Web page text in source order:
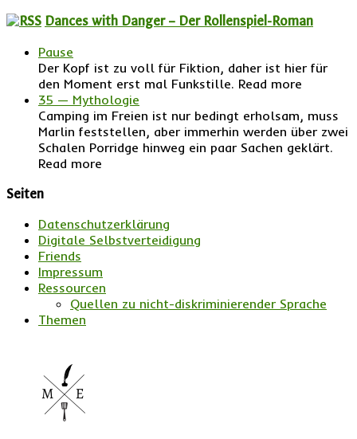
Dances with Danger – Der Rollenspiel-Roman
Pause
Der Kopf ist zu voll für Fiktion, daher ist hier für
den Moment erst mal Funkstille. Read more
35 — Mythologie
Camping im Freien ist nur bedingt erholsam, muss
Marlin feststellen, aber immerhin werden über zwei
Schalen Porridge hinweg ein paar Sachen geklärt.
Read more
Seiten
Datenschutzerklärung
Digitale Selbstverteidigung
Friends
Impressum
Ressourcen
Quellen zu nicht-diskriminierender Sprache
Themen